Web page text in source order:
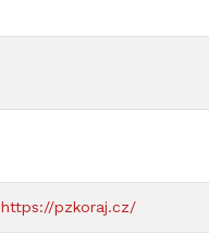
https://pzkoraj.cz/